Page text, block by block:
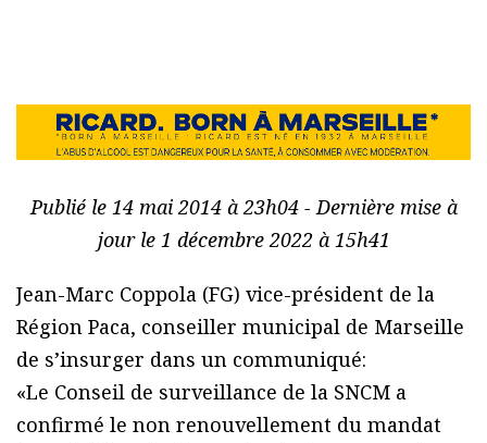
Publié le 14 mai 2014 à 23h04 - Dernière mise à
jour le 1 décembre 2022 à 15h41
Jean-Marc Coppola (FG) vice-président de la
Région Paca, conseiller municipal de Marseille
de s’insurger dans un communiqué:
«Le Conseil de surveillance de la SNCM a
confirmé le non renouvellement du mandat